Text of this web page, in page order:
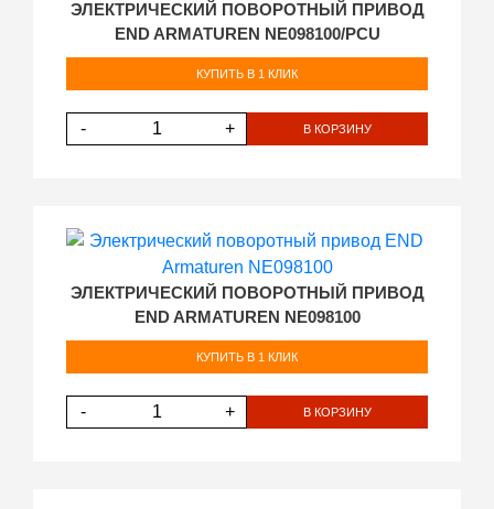
ЭЛЕКТРИЧЕСКИЙ ПОВОРОТНЫЙ ПРИВОД
END ARMATUREN NE098100/PCU
КУПИТЬ В 1 КЛИК
- + В КОРЗИНУ
ЭЛЕКТРИЧЕСКИЙ ПОВОРОТНЫЙ ПРИВОД
END ARMATUREN NE098100
КУПИТЬ В 1 КЛИК
- + В КОРЗИНУ